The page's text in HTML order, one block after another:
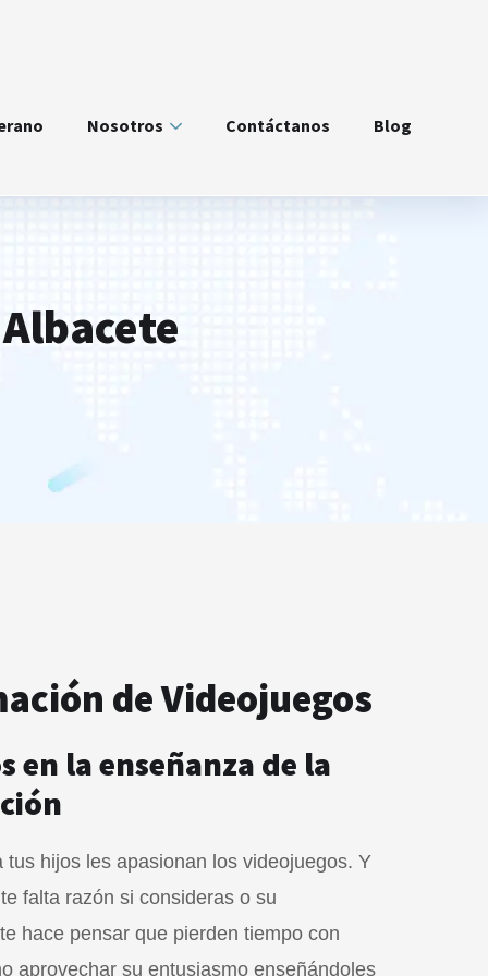
Nosotros Contáctanos Blog
de Videojuegos
en la enseñanza de la
tus hijos les apasionan los videojuegos. Y
falta razón si consideras o su
hace pensar que pierden tiempo con
aprovechar su entusiasmo enseñándoles